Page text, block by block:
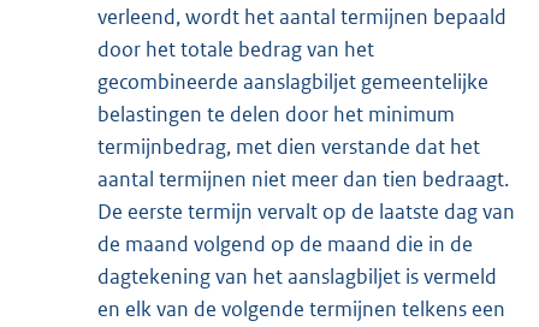
verleend, wordt het aantal termijnen bepaald
door het totale bedrag van het
gecombineerde aanslagbiljet gemeentelijke
belastingen te delen door het minimum
termijnbedrag, met dien verstande dat het
aantal termijnen niet meer dan tien bedraagt.
De eerste termijn vervalt op de laatste dag van
de maand volgend op de maand die in de
dagtekening van het aanslagbiljet is vermeld
en elk van de volgende termijnen telkens een